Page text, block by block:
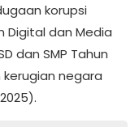
korupsi
Digital dan Media
dan SMP Tahun
negara